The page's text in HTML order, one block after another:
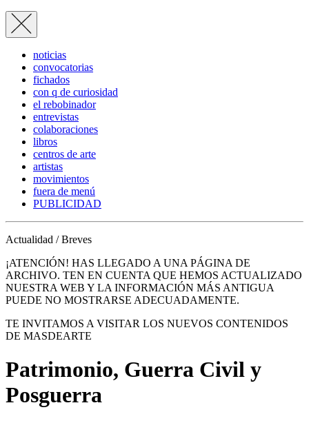
noticias
convocatorias
fichados
con q de curiosidad
el rebobinador
entrevistas
colaboraciones
libros
centros de arte
artistas
movimientos
fuera de menú
PUBLICIDAD
Actualidad / Breves
¡ATENCIÓN! HAS LLEGADO A UNA PÁGINA DE
ARCHIVO. TEN EN CUENTA QUE HEMOS ACTUALIZADO
NUESTRA WEB Y LA INFORMACIÓN MÁS ANTIGUA
PUEDE NO MOSTRARSE ADECUADAMENTE.
TE INVITAMOS A VISITAR LOS NUEVOS CONTENIDOS
DE MASDEARTE
Patrimonio, Guerra Civil y
Posguerra